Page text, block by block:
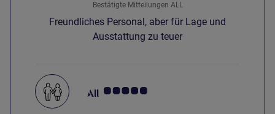
Bestätigte Mitteilungen ALL
Freundliches Personal, aber für Lage und
Ausstattung zu teuer
Note Kundenmeinungen 5.0/5